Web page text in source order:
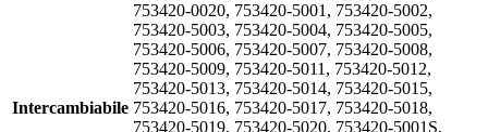
Intercambiabile
753420-0020, 753420-5001, 753420-5002,
753420-5003, 753420-5004, 753420-5005,
753420-5006, 753420-5007, 753420-5008,
753420-5009, 753420-5011, 753420-5012,
753420-5013, 753420-5014, 753420-5015,
753420-5016, 753420-5017, 753420-5018,
753420-5019, 753420-5020, 753420-5001S,